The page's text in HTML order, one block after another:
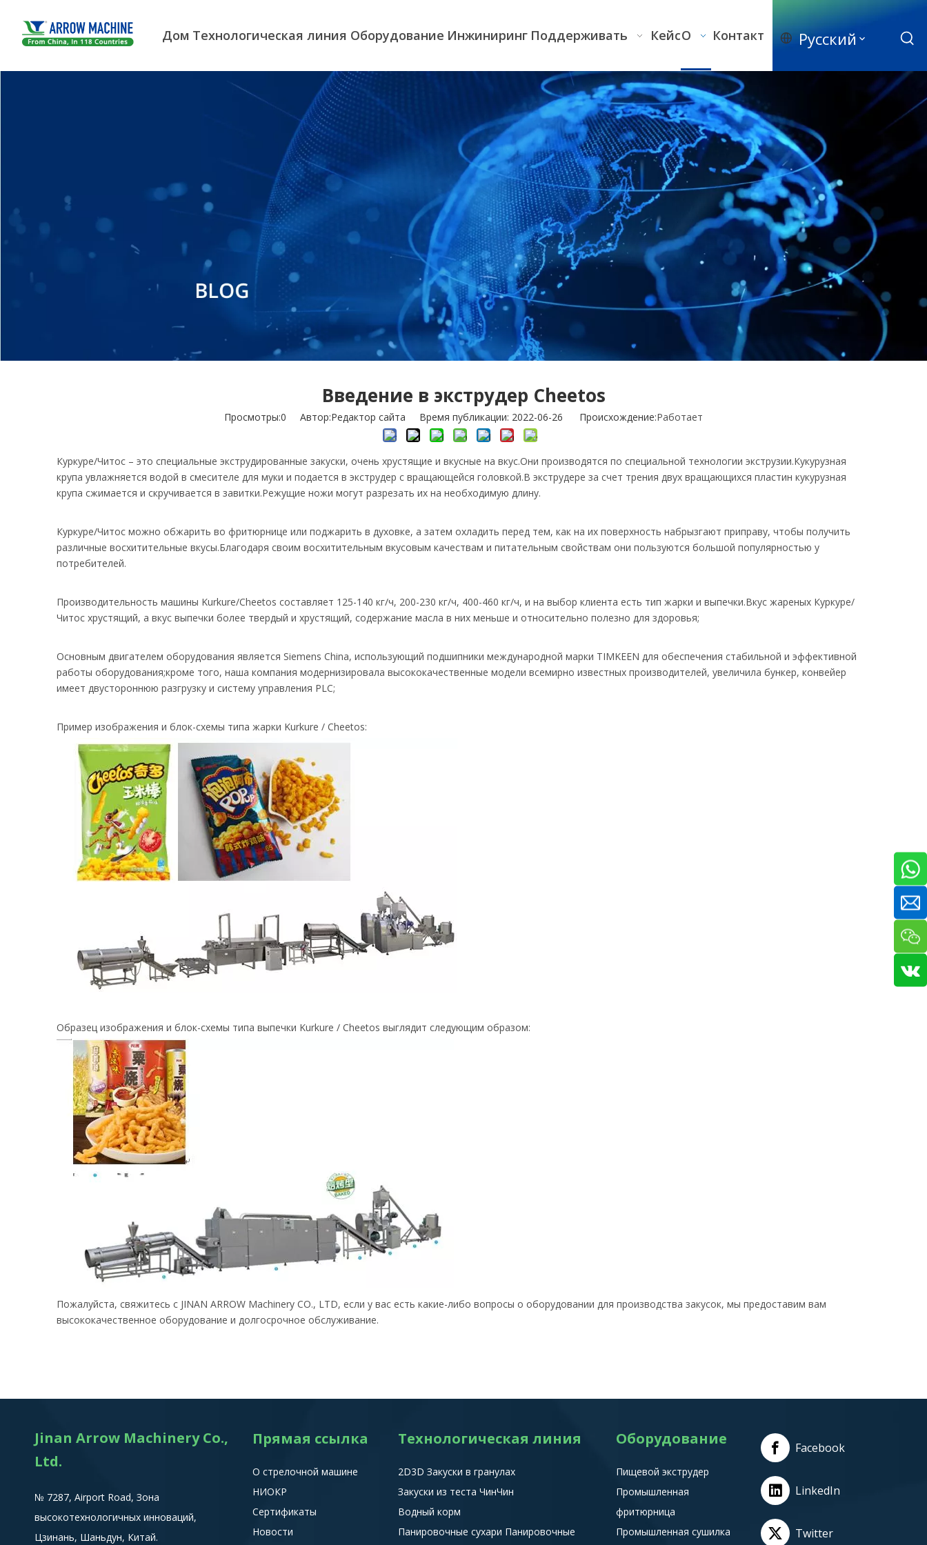
Дом Технологическая линия Оборудование Инжиниринг Поддерживать КейсО Контакт Pусский
Введение в экструдер Cheetos
Просмотры:0 Автор:Pедактор сайта Время публикации: 2022-06-26 Происхождение:Работает
Куркуре/Читос – это специальные экструдированные закуски, очень хрустящие и вкусные на вкус.Они производятся по специальной технологии экструзии.Кукурузная
крупа увлажняется водой в смесителе для муки и подается в экструдер с вращающейся головкой.В экструдере за счет трения двух вращающихся пластин кукурузная
крупа сжимается и скручивается в завитки.Режущие ножи могут разрезать их на необходимую длину.
Куркуре/Читос можно обжарить во фритюрнице или поджарить в духовке, а затем охладить перед тем, как на их поверхность набрызгают приправу, чтобы получить
различные восхитительные вкусы.Благодаря своим восхитительным вкусовым качествам и питательным свойствам они пользуются большой популярностью у
потребителей.
Производительность машины Kurkure/Cheetos составляет 125-140 кг/ч, 200-230 кг/ч, 400-460 кг/ч, и на выбор клиента есть тип жарки и выпечки.Вкус жареных Куркуре/
Читос хрустящий, а вкус выпечки более твердый и хрустящий, содержание масла в них меньше и относительно полезно для здоровья;
Основным двигателем оборудования является Siemens China, использующий подшипники международной марки TIMKEEN для обеспечения стабильной и эффективной
работы оборудования;кроме того, наша компания модернизировала высококачественные модели всемирно известных производителей, увеличила бункер, конвейер
имеет двустороннюю разгрузку и систему управления PLC;
Пример изображения и блок-схемы типа жарки Kurkure / Cheetos:
Образец изображения и блок-схемы типа выпечки Kurkure / Cheetos выглядит следующим образом:
Пожалуйста, свяжитесь с JINAN ARROW Machinery CO., LTD, если у вас есть какие-либо вопросы о оборудовании для производства закусок, мы предоставим вам
высококачественное оборудование и долгосрочное обслуживание.
Jinan Arrow Machinery Co.,
Ltd.
№ 7287, Airport Road, Зона
высокотехнологичных инноваций,
Цзинань, Шаньдун, Китай.
Прямая ссылка
О стрелочной машине
НИОКР
Сертификаты
Новости
Технологическая линия
2D3D Закуски в гранулах
Закуски из теста ЧинЧин
Водный корм
Панировочные сухари Панировочные
Оборудование
Пищевой экструдер
Промышленная
фритюрница
Промышленная сушилка
Facebook
LinkedIn
Twitter